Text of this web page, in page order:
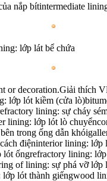
nắp bítintermediate
lớp lát bể chứa
or decoration.Giải
lót kiềm (cửa
lining: sự cháy
lớp lót lò
trong ống dẫn
điệninterior lining:
ốngrefractory lining:
of lining: sự phá vỡ
lót thành giếngwood